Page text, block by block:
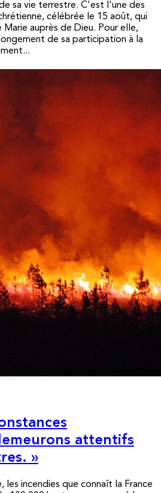
sa vie terrestre. C'est l'une des
célébrée le 15 août, qui
auprès de Dieu. Pour elle,
de sa participation à la
attentifs
»
les incendies que connaît la France